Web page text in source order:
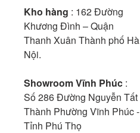
Kho hàng : 162 Đường
Khương Đình – Quận
Thanh Xuân Thành phố Hà
Nội.
Showroom Vĩnh Phúc :
Số 286 Đường Nguyễn Tất
Thành Phường Vĩnh Phúc -
Tỉnh Phú Thọ